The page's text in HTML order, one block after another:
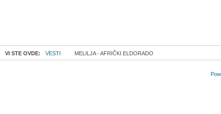
VI STE OVDE: VESTI MELILJA - AFRIČKI ELDORADO